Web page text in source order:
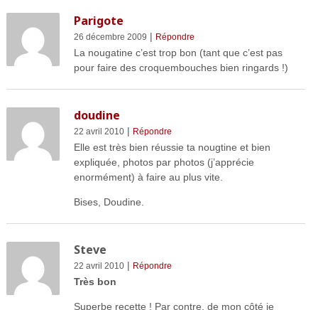
Parigote
26 décembre 2009 | Répondre
La nougatine c’est trop bon (tant que c’est pas
pour faire des croquembouches bien ringards !)
doudine
22 avril 2010| Répondre
Elle est très bien réussie ta nougtine et bien
expliquée, photos par photos (j’apprécie
enormément) à faire au plus vite.
Bises, Doudine.
Steve
22 avril 2010| Répondre
Très bon
Superbe recette ! Par contre, de mon côté je